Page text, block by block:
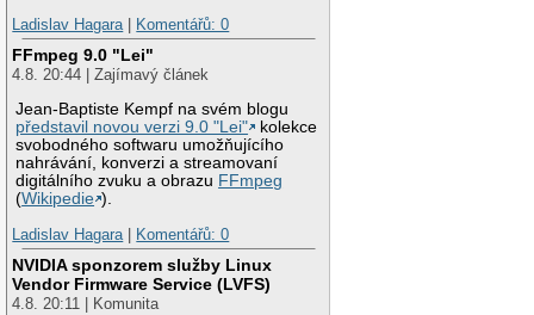
Ladislav Hagara
Komentářů: 0
FFmpeg 9.0 "Lei"
4.8. 20:44 | Zajímavý článek
Jean-Baptiste Kempf na svém blogu
představil novou verzi 9.0 "Lei"
kolekce
svobodného softwaru umožňujícího
nahrávání, konverzi a streamovaní
digitálního zvuku a obrazu FFmpeg
(Wikipedie ).
Ladislav Hagara
Komentářů: 0
NVIDIA sponzorem služby Linux
Vendor Firmware Service (LVFS)
4.8. 20:11 | Komunita